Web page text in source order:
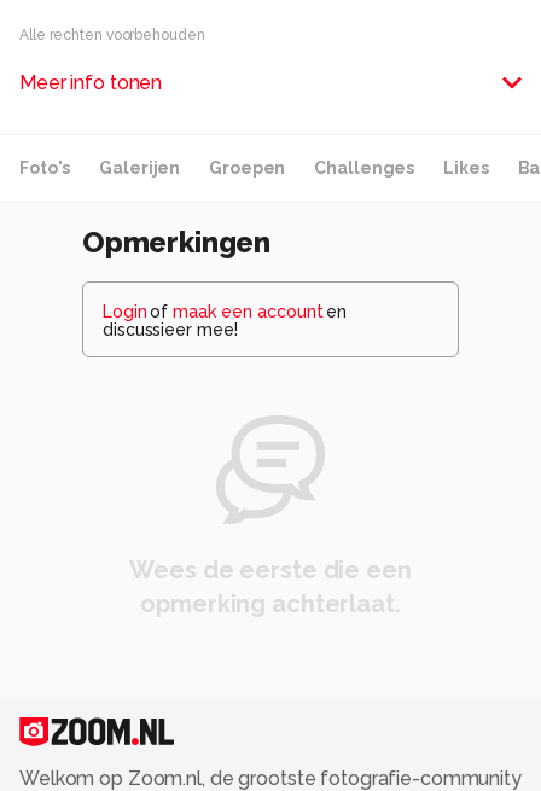
Alle rechten voorbehouden
Meer info tonen
Foto's Galerijen Groepen Challenges Likes
Opmerkingen
Loginof maak een account en
discussieer mee!
Wees de eerste die een
opmerking achterlaat.
Welkom op Zoom.nl, de grootste fotografie-community